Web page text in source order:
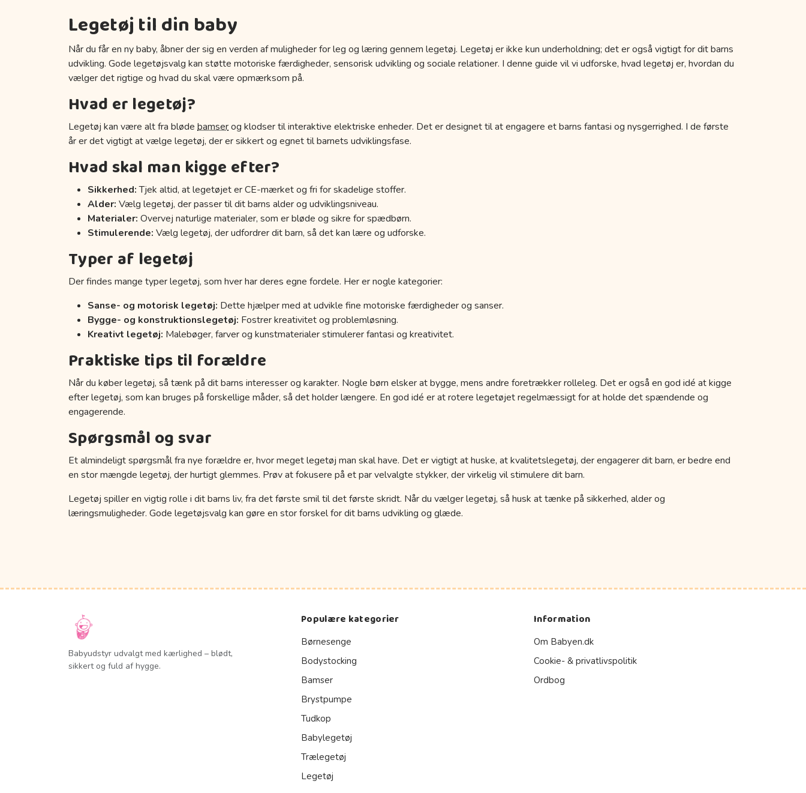
Legetøj til din baby
Når du får en ny baby, åbner der sig en verden af muligheder for leg og læring gennem legetøj. Legetøj er ikke kun underholdning; det er også vigtigt for dit barns
udvikling. Gode legetøjsvalg kan støtte motoriske færdigheder, sensorisk udvikling og sociale relationer. I denne guide vil vi udforske, hvad legetøj er, hvordan du
vælger det rigtige og hvad du skal være opmærksom på.
Hvad er legetøj?
Legetøj kan være alt fra bløde bamserog klodser til interaktive elektriske enheder. Det er designet til at engagere et barns fantasi og nysgerrighed. I de første
år er det vigtigt at vælge legetøj, der er sikkert og egnet til barnets udviklingsfase.
Hvad skal man kigge efter?
Sikkerhed:Tjek altid, at legetøjet er CE-mærket og fri for skadelige stoffer.
Alder: Vælg legetøj, der passer til dit barns alder og udviklingsniveau.
Materialer: Overvej naturlige materialer, som er bløde og sikre for spædbørn.
Stimulerende: Vælg legetøj, der udfordrer dit barn, så det kan lære og udforske.
Typer af legetøj
Der findes mange typer legetøj, som hver har deres egne fordele. Her er nogle kategorier:
Sanse- og motorisk legetøj: Dette hjælper med at udvikle fine motoriske færdigheder og sanser.
Bygge- og konstruktionslegetøj: Fostrer kreativitet og problemløsning.
Kreativt legetøj: Malebøger, farver og kunstmaterialer stimulerer fantasi og kreativitet.
Praktiske tips til forældre
Når du køber legetøj, så tænk på dit barns interesser og karakter. Nogle børn elsker at bygge, mens andre foretrækker rolleleg. Det er også en god idé at kigge
efter legetøj, som kan bruges på forskellige måder, så det holder længere. En god idé er at rotere legetøjet regelmæssigt for at holde det spændende og
engagerende.
Spørgsmål og svar
Et almindeligt spørgsmål fra nye forældre er, hvor meget legetøj man skal have. Det er vigtigt at huske, at kvalitetslegetøj, der engagerer dit barn, er bedre end
en stor mængde legetøj, der hurtigt glemmes. Prøv at fokusere på et par velvalgte stykker, der virkelig vil stimulere dit barn.
Legetøj spiller en vigtig rolle i dit barns liv, fra det første smil til det første skridt. Når du vælger legetøj, så husk at tænke på sikkerhed, alder og
læringsmuligheder. Gode legetøjsvalg kan gøre en stor forskel for dit barns udvikling og glæde.
Babyudstyr udvalgt med kærlighed – blødt,
sikkert og fuld af hygge.
Populære kategorier
Børnesenge
Bodystocking
Bamser
Brystpumpe
Tudkop
Babylegetøj
Trælegetøj
Legetøj
Information
Om Babyen.dk
Cookie- & privatlivspolitik
Ordbog